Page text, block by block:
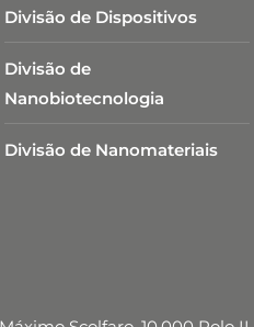
Divisão de Dispositivos
Divisão de
Nanobiotecnologia​
Divisão de Nanomateriais